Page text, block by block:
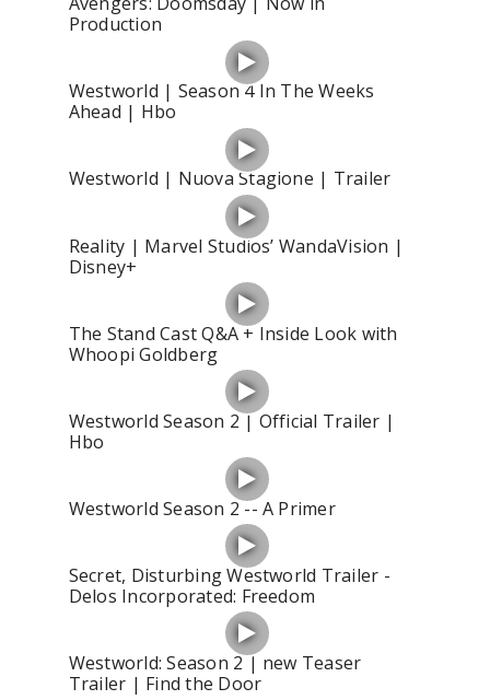
Production
Westworld | Season 4 In The Weeks
Ahead | Hbo
Westworld | Nuova Stagione | Trailer
Reality | Marvel Studios’ WandaVision |
Disney+
The Stand Cast Q&A + Inside Look with
Whoopi Goldberg
Westworld Season 2 | Official Trailer |
Hbo
Westworld Season 2 -- A Primer
Secret, Disturbing Westworld Trailer -
Delos Incorporated: Freedom
Westworld: Season 2 | new Teaser
Trailer | Find the Door